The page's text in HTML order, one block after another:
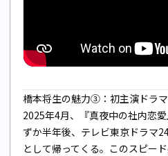
橋本将生の魅力③：初主演ドラ
2025年4月、『真夜中の社内恋
ずか半年後、テレビ東京ドラマ
として帰ってくる。このスピー